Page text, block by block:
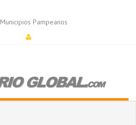
Municipios Pampeanos